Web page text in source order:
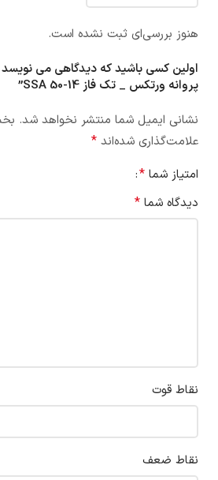
هنوز بررسی‌ای ثبت نشده است.
اولین کسی باشید که دیدگاهی می
پروانه ورتکس _ تک فاز SSA 50-14”
نشانی ایمیل شما منتشر نخواهد شد.
علامت‌گذاری شده‌اند *
امتیاز شما *
دیدگاه شما *
نقاط قوت
نقاط ضعف